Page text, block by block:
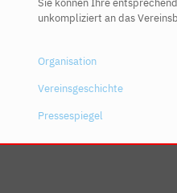
Sie können Ihre
unkompliziert an das
Organisation
Vereinsgeschichte
Pressespiegel